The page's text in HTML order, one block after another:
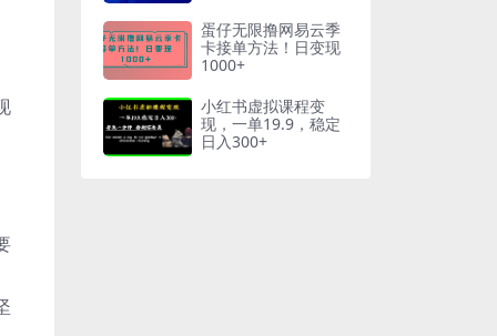
蛋仔无限撸网易云季
卡接单方法！日变现
1000+
小红书虚拟课程变
现，一单19.9，稳定
日入300+